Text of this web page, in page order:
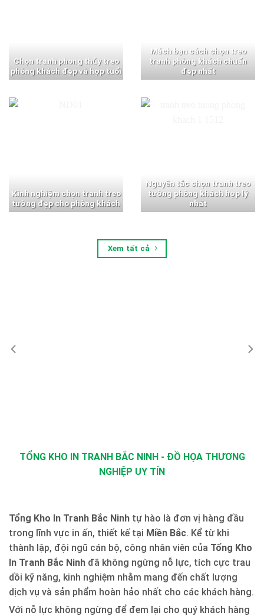
Chọn tranh phong thủy treo
phòng khách đẹp và hợp tuổi
Mách bạn cách chọn treo
tranh phòng khách chuẩn
đẹp nhất
Kinh nghiệm chọn tranh treo
tường đẹp cho phòng khách
Nguyên tắc chọn tranh treo
tường phòng khách hợp lý
nhất
Xem tất cả
TỔNG KHO IN TRANH BẮC NINH - ĐỒ HỌA THƯƠNG
NGHIỆP UY TÍN
Tổng Kho In Tranh Bắc Ninh tự hào là đơn vị hàng đầu
trong lĩnh vực in ấn, thiết kế tại Miền Bắc. Kể từ khi
thành lập, đội ngũ cán bộ, công nhân viên của Tổng Kho
In Tranh Bắc Ninh đã không ngừng nỗ lực, tích cực trau
dồi kỹ năng, kinh nghiệm nhằm mang đến chất lượng
dịch vụ và sản phẩm hoàn hảo nhất cho các khách hàng.
Với nỗ lực không ngừng để đem lại cho quý khách hàng